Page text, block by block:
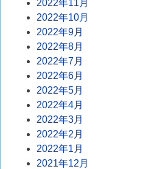
2022年11月
2022年10月
2022年9月
2022年8月
2022年7月
2022年6月
2022年5月
2022年4月
2022年3月
2022年2月
2022年1月
2021年12月